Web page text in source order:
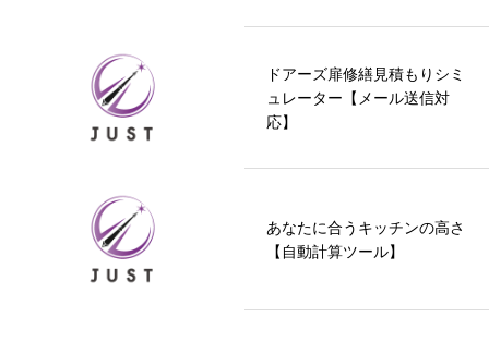
ドアーズ扉修繕見積もりシミ
ュレーター【メール送信対
応】
あなたに合うキッチンの高さ
【自動計算ツール】